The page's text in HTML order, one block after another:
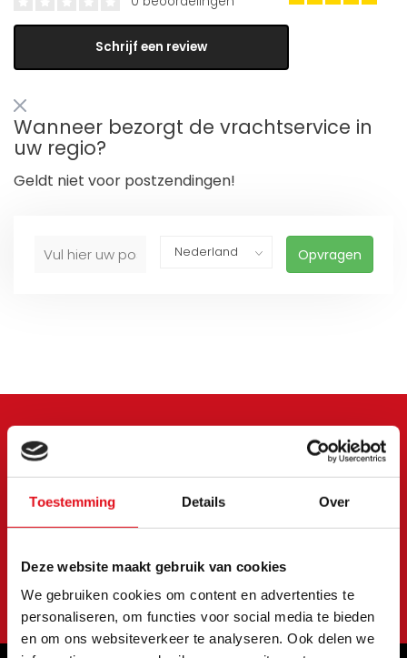
Toestemming Details Over
Deze website maakt gebruik van cookies
We gebruiken cookies om content en advertenties te
personaliseren, om functies voor social media te bieden
en om ons websiteverkeer te analyseren. Ook delen we
Schrijf een review
Wanneer bezorgt de vrachtservice in
uw regio?
Geldt niet voor postzendingen!
Opvragen
nieuwsbrief